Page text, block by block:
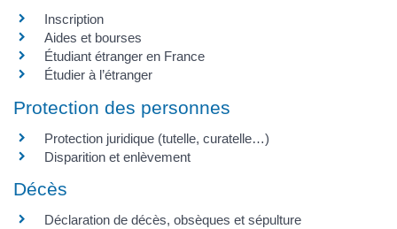
Inscription
Aides et bourses
Étudiant étranger en France
Étudier à l’étranger
Protection des personnes
Protection juridique (tutelle, curatelle…)
Disparition et enlèvement
Décès
Déclaration de décès, obsèques et sépulture